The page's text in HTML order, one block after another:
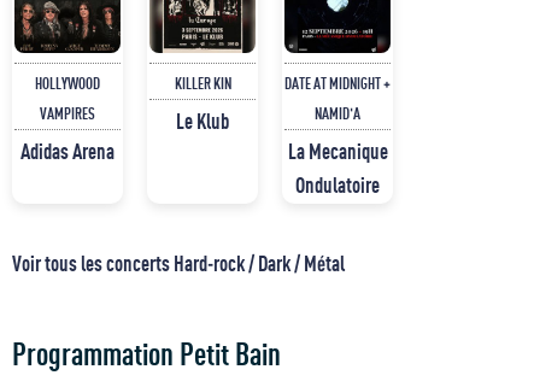
HOLLYWOOD
VAMPIRES
Adidas Arena
KILLER KIN
Le Klub
DATE AT MIDNIGHT +
NAMID'A
La Mecanique
Ondulatoire
Voir tous les concerts Hard-rock / Dark / Métal
Programmation Petit Bain